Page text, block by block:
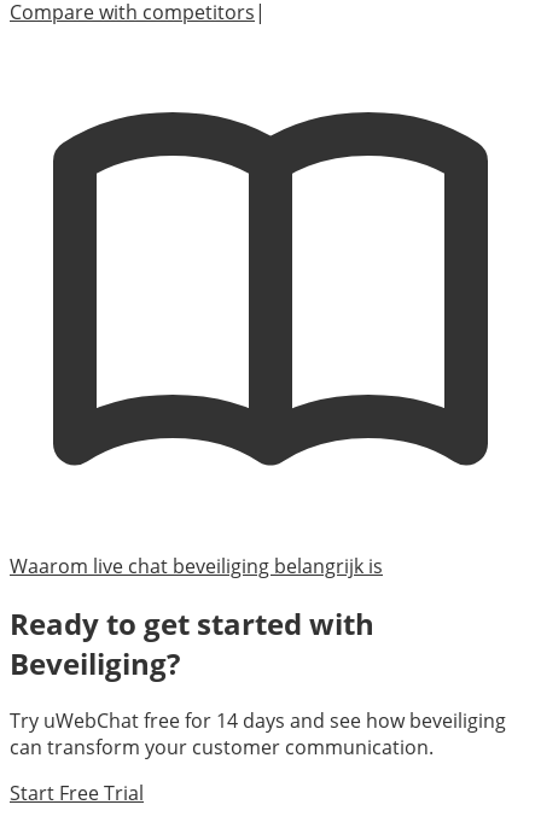
Compare with competitors|
Waarom live chat beveiliging belangrijk is
Ready to get started with
Beveiliging?
Try uWebChat free for 14 days and see howbeveiliging
can transform your customer communication.
Start Free Trial